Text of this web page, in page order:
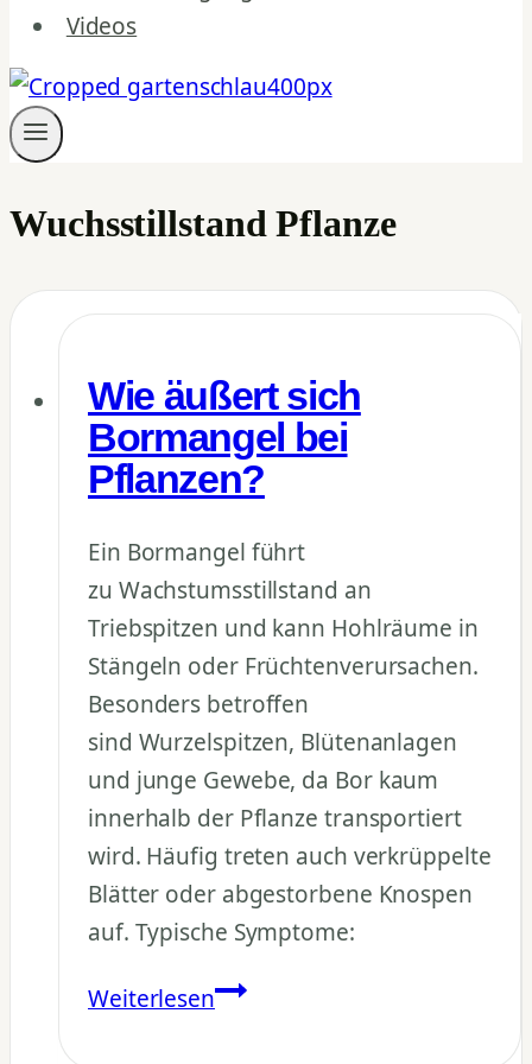
Videos
Wuchsstillstand Pflanze
Wie äußert sich
Bormangel bei
Pflanzen?
Ein Bormangel führt
zu Wachstumsstillstand an
Triebspitzen und kann Hohlräume in
Stängeln oder Früchtenverursachen.
Besonders betroffen
sind Wurzelspitzen, Blütenanlagen
und junge Gewebe, da Bor kaum
innerhalb der Pflanze transportiert
wird. Häufig treten auch verkrüppelte
Blätter oder abgestorbene Knospen
auf. Typische Symptome:
WeiterlesenWie